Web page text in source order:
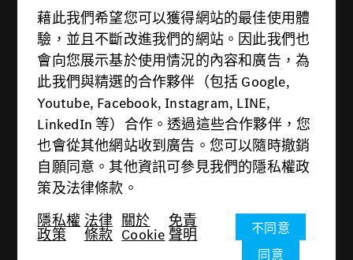
藉此我們希望您可以獲得網站的最佳使用體
驗，並且不斷改進我們的網站。因此我們也
會向您展示基於使用情況的內容和廣告，為
此我們與精選的合作夥伴（包括 Google,
Youtube, Facebook, Instagram, LINE,
LinkedIn 等）合作。透過這些合作夥伴，您
也會從其他網站收到廣告。您可以隨時撤銷
自願同意。其他資訊可參見我們的隱私權政
策及法律條款。
隱私權
政策
法律
條款
關於
Cookie
免責
聲明
不同意
同意
© 2026 中華賓士
供應商
法律條款
關於Cookie
免責聲明